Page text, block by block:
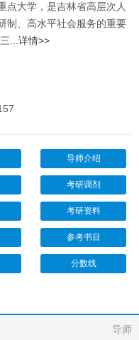
点大学，是吉林省高层次人
制、高水平社会服务的重要
... 详情>>
导师介绍
考研调剂
考研资料
参考书目
分数线
导师